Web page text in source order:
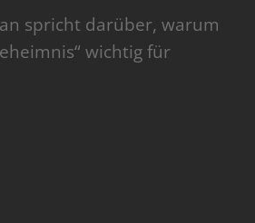
spricht darüber, warum
wichtig für